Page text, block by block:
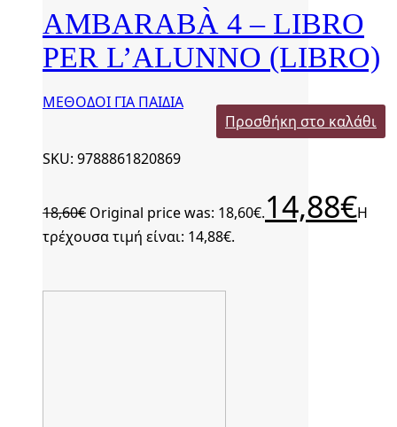
AMBARABÀ 4 – LIBRO
PER L’ALUNNO (LIBRO)
ΜΕΘΟΔΟΙ ΓΙΑ ΠΑΙΔΙΑ
Προσθήκη στο καλάθι
SKU: 9788861820869
18,60€ Original price was: 18,60€.14,88€Η
τρέχουσα τιμή είναι: 14,88€.